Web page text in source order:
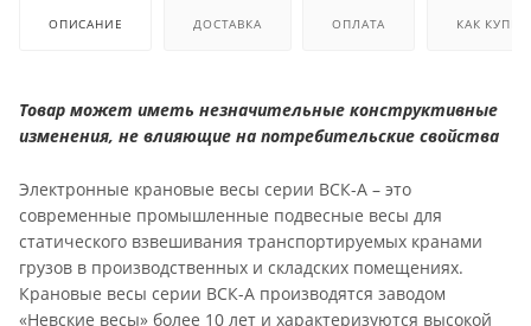
ОПИСАНИЕ ДОСТАВКА ОПЛАТА КАК
Товар может иметь незначительные конструктивные
изменения, не влияющие на потребительские свойства
Электронные крановые весы серии ВСК-А – это
современные промышленные подвесные весы для
статического взвешивания транспортируемых кранами
грузов в производственных и складских помещениях.
Крановые весы серии ВСК-А производятся заводом
«Невские весы» более 10 лет и характеризуются высокой